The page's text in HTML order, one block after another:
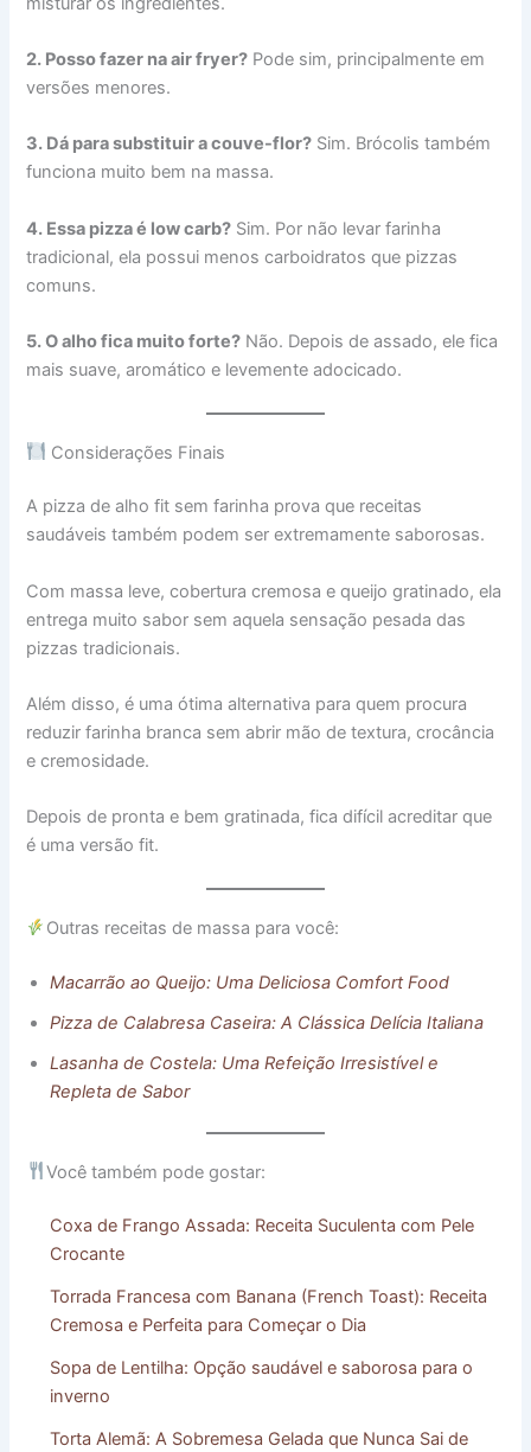
2. Posso fazer na air fryer? Pode sim, principalmente em
versões menores.
3. Dá para substituir a couve-flor? Sim. Brócolis também
funciona muito bem na massa.
4. Essa pizza é low carb? Sim. Por não levar farinha
tradicional, ela possui menos carboidratos que pizzas
comuns.
5. O alho fica muito forte? Não. Depois de assado, ele fica
mais suave, aromático e levemente adocicado.
Considerações Finais
A pizza de alho fit sem farinha prova que receitas
saudáveis também podem ser extremamente saborosas.
Com massa leve, cobertura cremosa e queijo gratinado, ela
entrega muito sabor sem aquela sensação pesada das
pizzas tradicionais.
Além disso, é uma ótima alternativa para quem procura
reduzir farinha branca sem abrir mão de textura, crocância
e cremosidade.
Depois de pronta e bem gratinada, fica difícil acreditar que
é uma versão fit.
Outras receitas de massa para você:
Macarrão ao Queijo: Uma Deliciosa Comfort Food
Pizza de Calabresa Caseira: A Clássica Delícia Italiana
Lasanha de Costela: Uma Refeição Irresistível e
Repleta de Sabor
Você também pode gostar:
Coxa de Frango Assada: Receita Suculenta com Pele
Crocante
Torrada Francesa com Banana (French Toast): Receita
Cremosa e Perfeita para Começar o Dia
Sopa de Lentilha: Opção saudável e saborosa para o
inverno
Torta Alemã: A Sobremesa Gelada que Nunca Sai de